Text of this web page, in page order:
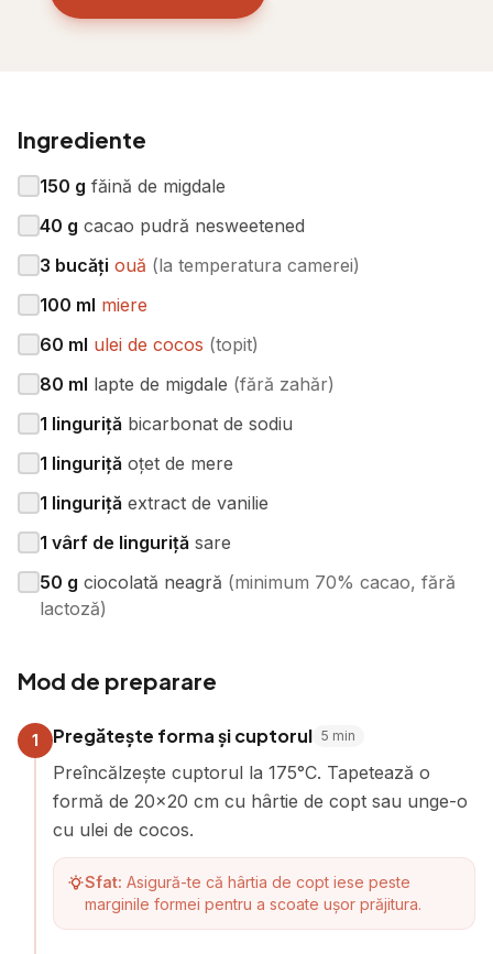
Ingrediente
150 g făină de migdale
40 g cacao pudră nesweetened
3 bucăți ouă (la temperatura camerei)
100 ml miere
60 ml ulei de cocos (topit)
80 ml lapte de migdale (fără zahăr)
1 linguriță bicarbonat de sodiu
1 linguriță oțet de mere
1 linguriță extract de vanilie
1 vârf de linguriță sare
50 g ciocolată neagră (minimum 70% cacao, fără
lactoză)
Mod de preparare
1 Pregătește forma și cuptorul 5 min
Preîncălzește cuptorul la 175°C. Tapetează o
formă de 20x20 cm cu hârtie de copt sau unge-o
cu ulei de cocos.
Sfat: Asigură-te că hârtia de copt iese peste
marginile formei pentru a scoate ușor prăjitura.